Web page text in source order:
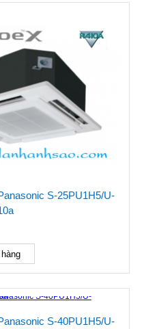
S-25PU1H5/U-
S-40PU1H5/U-